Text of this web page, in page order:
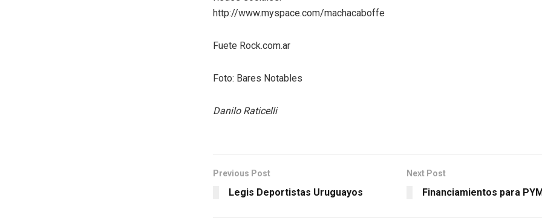
http://www.myspace.com/machacaboffe
Fuete Rock.com.ar
Foto: Bares Notables
Danilo Raticelli
Previous Post
Legis Deportistas Uruguayos
Next Post
Financiamientos para